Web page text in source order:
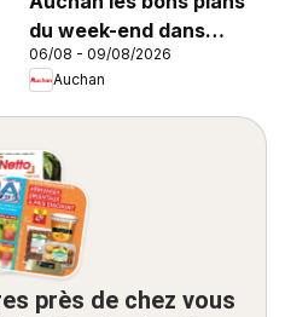
du week-end dans
votre super
06/08 - 09/08/2026
Auchan
près de chez vous